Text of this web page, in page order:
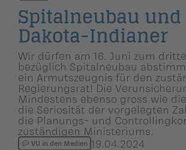
Spitalneubau und
Dakota-Indianer
Wir dürfen am 16. Juni zum
bezüglich Spitalneubau
ein Armutszeugnis für den
Regierungsrat! Die
Mindestens ebenso gross wie
die Seriosität der vorgelegten
die Planungs- und
zuständigen Ministeriums.
VU in den Medien 19.04.2024